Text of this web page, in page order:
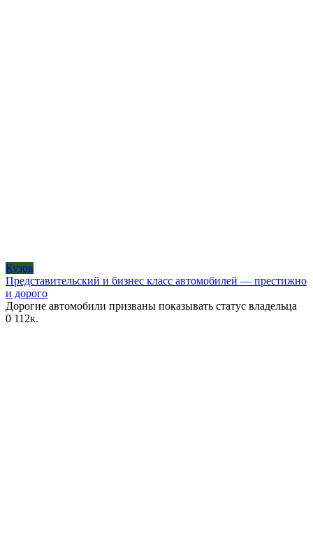
Кузов
Представительский и бизнес класс автомобилей — престижно
и дорого
Дорогие автомобили призваны показывать статус владельца
0 112к.